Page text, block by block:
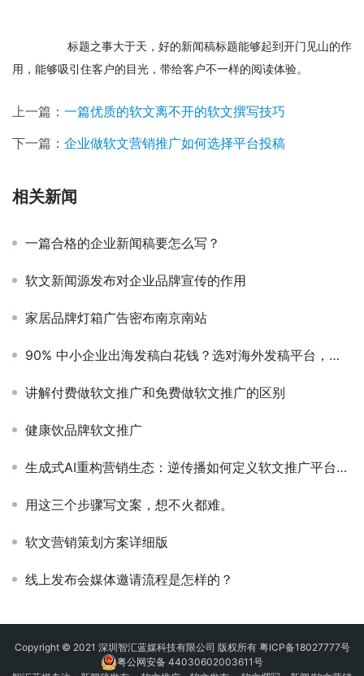
标题之事大于天，好的新闻稿标题能够起到开门见山的作
用，能够吸引住客户的目光，带给客户不一样的阅读体验。
上一篇： 一篇优质的软文离不开的软文撰写技巧
下一篇： 企业做软文营销推广如何选择平台投稿
相关新闻
一篇合格的企业新闻稿要怎么写？
软文新闻源发布对企业品牌宣传的作用
家居品牌灯箱广告密布南京南站
90% 中小企业出海发稿白花钱？选对海外发稿平台，让全球媒体帮你带单
讲解付费做软文推广和免费做软文推广的区别
健康饮品牌软文推广
生成式AI重构营销生态：逆传播如何定义软文推广平台的未来标准？
用这三个步骤写文案，想不火都难。
软文营销策划方案详细版
线上发布会媒体邀请流程是怎样的？
Copyright © 2021 深圳智汇蓝媒科技有限公司 版权所有 粤ICP备18027777号
粤公网安备 44030602003611号